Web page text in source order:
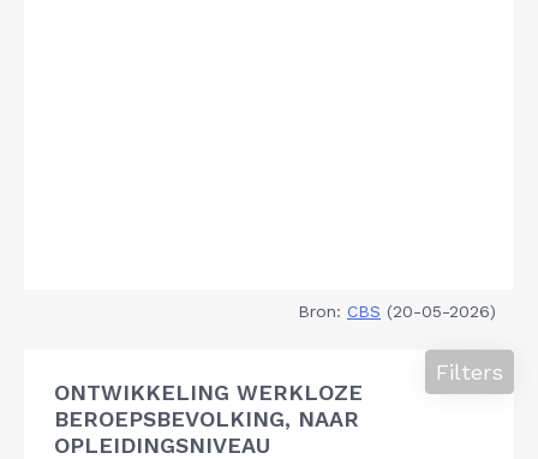
Bron: CBS (20-05-2026)
ONTWIKKELING WERKLOZE
BEROEPSBEVOLKING, NAAR
OPLEIDINGSNIVEAU
Filters